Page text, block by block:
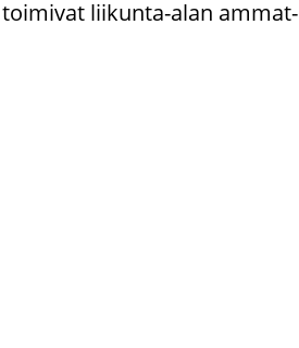
liikunta-​alan am­mat­